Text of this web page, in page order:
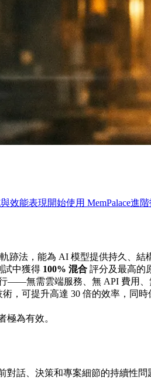
效能表現 開始使用 MemPalace進
跡法，能為 AI 模型提供持久、結
試中獲得 100% 混合 評分及最高的
——無需雲端服務、無 API 費用、
，可提升高達 30 倍的效率，同時
為有效。
話、決策和專案細節的持續性